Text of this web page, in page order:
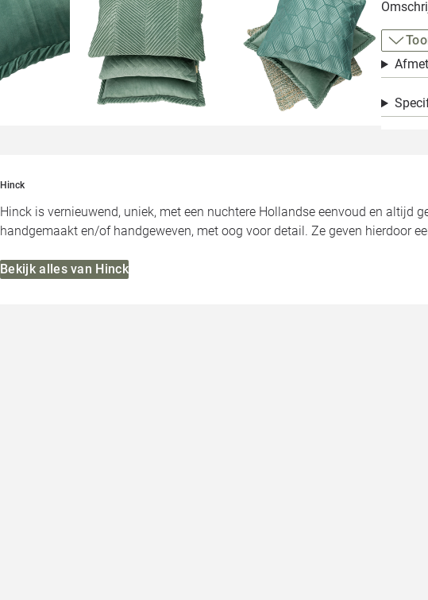
Hinck
Hinck is vernieuwend, uniek, met een nuchtere Hollandse eenvoud en altijd
handgemaakt en/of handgeweven, met oog voor detail. Ze geven hierdoor
Bekijk alles van Hinck